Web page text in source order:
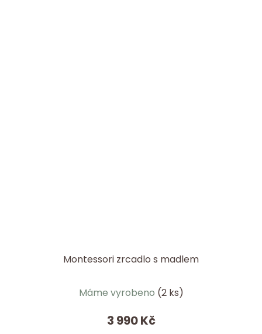
Montessori zrcadlo s madlem
hodnocení
produktu
Máme vyrobeno (2 ks)
3 990 Kč